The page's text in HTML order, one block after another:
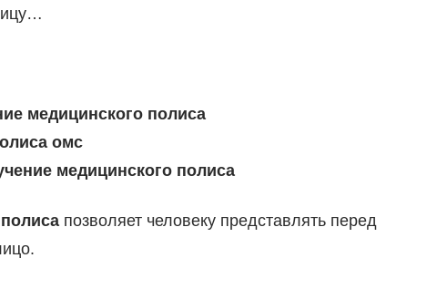
медицинского полиса
омс
медицинского полиса
позволяет человеку представлять перед